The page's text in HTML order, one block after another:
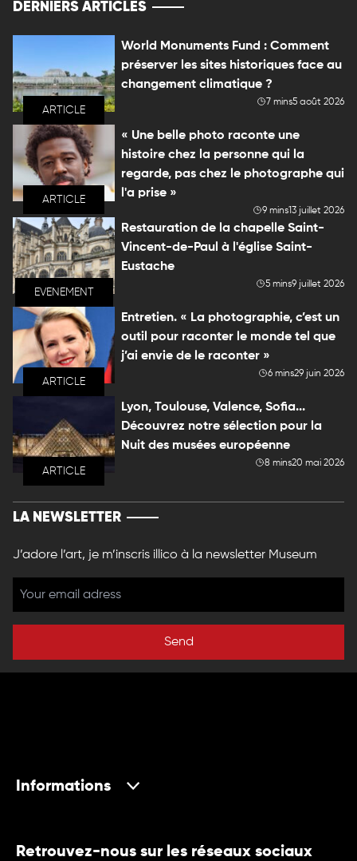
DERNIERS ARTICLES
ARTICLE
World Monuments Fund : Comment
préserver les sites historiques face au
changement climatique ?
7 mins5 août 2026
ARTICLE
« Une belle photo raconte une
histoire chez la personne qui la
regarde, pas chez le photographe qui
l'a prise »
9 mins13 juillet 2026
EVENEMENT
Restauration de la chapelle Saint-
Vincent-de-Paul à l'église Saint-
Eustache
5 mins9 juillet 2026
ARTICLE
Entretien. « La photographie, c’est un
outil pour raconter le monde tel que
j’ai envie de le raconter »
6 mins29 juin 2026
ARTICLE
Lyon, Toulouse, Valence, Sofia...
Découvrez notre sélection pour la
Nuit des musées européenne
8 mins20 mai 2026
LA NEWSLETTER
J’adore l’art, je m’inscris illico à la newsletter Museum
Send
Informations
Retrouvez-nous sur les réseaux sociaux